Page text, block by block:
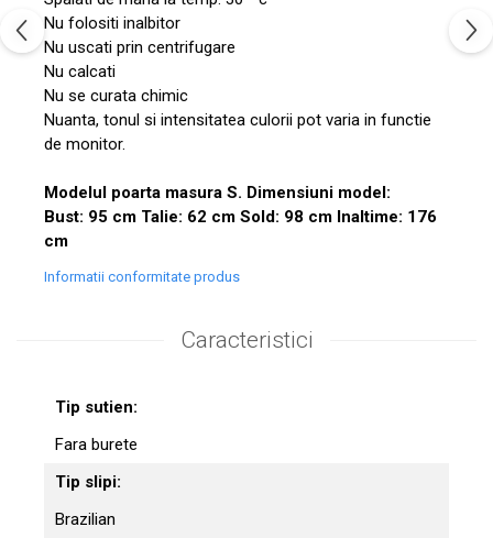
Nu folositi inalbitor
Nu uscati prin centrifugare
Nu calcati
Nu se curata chimic
Nuanta, tonul si intensitatea culorii pot varia in functie
de monitor.
Modelul poarta masura S. Dimensiuni model:
Bust: 95 cm Talie: 62 cm Sold: 98 cm Inaltime: 176
cm
Informatii conformitate produs
Caracteristici
Tip sutien:
Fara burete
Tip slipi:
Brazilian